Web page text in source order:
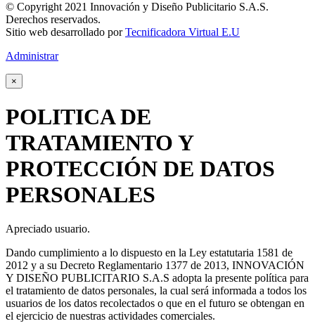
© Copyright 2021 Innovación y Diseño Publicitario S.A.S.
Derechos reservados.
Sitio web desarrollado porTecnificadora Virtual E.U
Administrar
×
POLITICA DE
TRATAMIENTO Y
PROTECCIÓN DE DATOS
PERSONALES
Apreciado usuario.
Dando cumplimiento a lo ​dispuesto en la Ley estatutaria 1581 de
2012 y a su Decreto Reglamentario 1377 de 2013, INNOVACIÓN
Y DISEÑO PUBLICITARIO S.A.S adopta la presente política para
el tratamiento de datos personales, la cual será informada a todos los
usuarios de los datos recolectados o que en el futuro se obtengan en
el ejercicio de nuestras actividades comerciales.